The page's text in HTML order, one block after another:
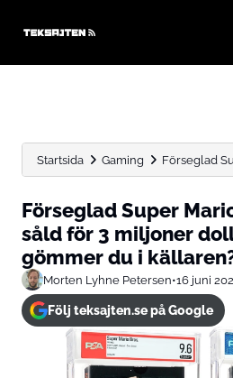
Startsida Gaming Förseglad
Förseglad Super
såld för 3 miljoner
gömmer du i
Morten Lyhne Petersen•16 juni
Följ teksajten.se på Google